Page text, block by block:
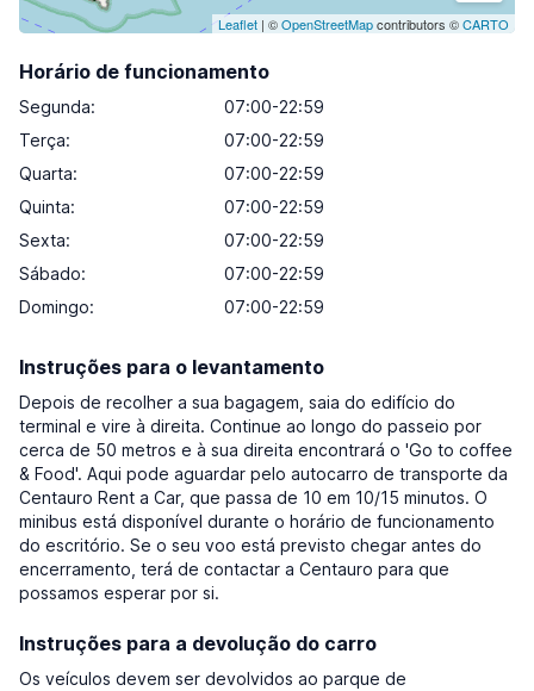
Leaflet | ©OpenStreetMapcontributors ©CARTO
Horário de funcionamento
Segunda:
07:00-22:59
Terça:
07:00-22:59
Quarta:
07:00-22:59
Quinta:
07:00-22:59
Sexta:
07:00-22:59
Sábado:
07:00-22:59
Domingo: 07:00-22:59
Instruções para o levantamento
Depois de recolher a sua bagagem, saia do edifício do
terminal e vire à direita. Continue ao longo do passeio por
cerca de 50 metros e à sua direita encontrará o 'Go to coffee
& Food'. Aqui pode aguardar pelo autocarro de transporte da
Centauro Rent a Car, que passa de 10 em 10/15 minutos. O
minibus está disponível durante o horário de funcionamento
do escritório. Se o seu voo está previsto chegar antes do
encerramento, terá de contactar a Centauro para que
possamos esperar por si.
Instruções para a devolução do carro
Os veículos devem ser devolvidos ao parque de